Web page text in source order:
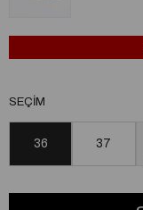
SEÇIM
36 37